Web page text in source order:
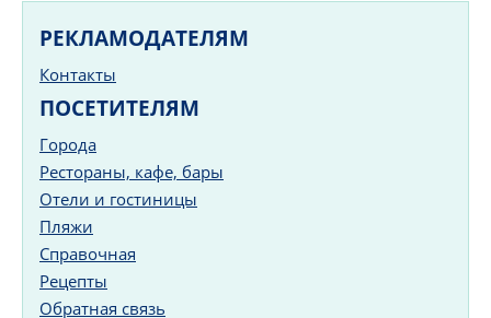
РЕКЛАМОДАТЕЛЯМ
Контакты
ПОСЕТИТЕЛЯМ
Города
Рестораны, кафе, бары
Отели и гостиницы
Пляжи
Справочная
Рецепты
Обратная связь